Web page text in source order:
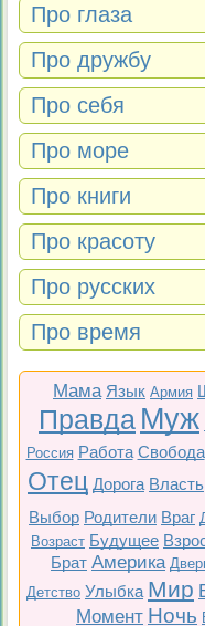
Про глаза
Про дружбу
Про себя
Про море
Про книги
Про красоту
Про русских
Про время
Мама Язык Армия
Правда Муж
Россия Работа Свобода
Отец Дорога Власть
Выбор Родители Враг
Возраст Будущее
Брат Америка
Детство Улыбка Мир
Момент Ночь